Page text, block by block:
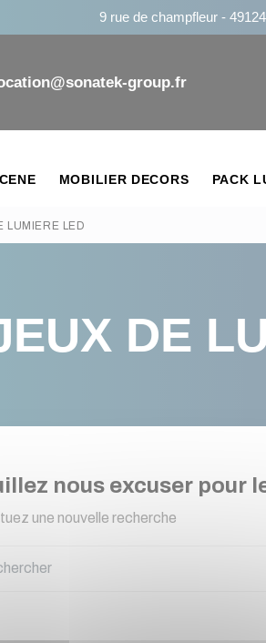
9 rue de champfleur -
group.fr
MOBILIER DECORS PACK
LUMIERE LED
DE
nous excuser pour
une nouvelle recherche